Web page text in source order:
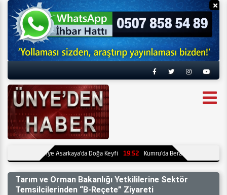
Reklamı Gizle
Ünye Asarkaya’da Doğa Keyfi 19:52 Kumru’da Berat Eymen Arınlık
Tarım ve Orman Bakanlığı Yetkililerine Sektör
Temsilcilerinden “B-Reçete” Ziyareti